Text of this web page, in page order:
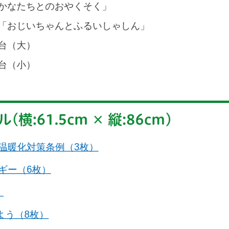
なたちとのおやくそく」
おじいちゃんとふるいしゃしん」
大）
小）
ル(横:61.5cm × 縦:86cm)
暖化対策条例（3枚）
ー（6枚）
う（8枚）